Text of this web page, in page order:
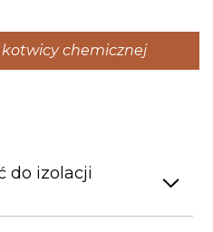
kotwicy chemicznej
do izolacji